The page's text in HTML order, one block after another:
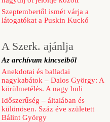
Szeptembertől ismét várja a
látogatókat a Puskin Kuckó
A Szerk. ajánlja
Az archívum kincseiből
Anekdotai és balladai
nagykabátok – Dalos György: A
körülmetélés. A nagy buli
Időszerűség – általában és
különösen. Száz éve született
Bálint György